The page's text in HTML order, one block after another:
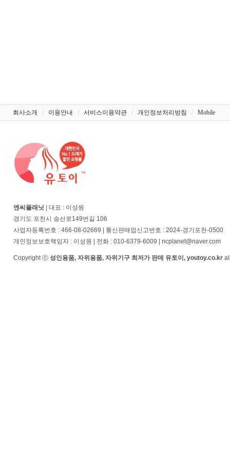
회사소개 / 이용안내 / 서비스이용약관 / 개인정보처리방침 / Mobile
엔씨플래닛 | 대표 : 이성원
경기도 포천시 송선로149번길 106
사업자등록번호 : 466-08-02669 | 통신판매업신고번호 : 2024-경기포천-0500
개인정보보호책임자 : 이성원 | 전화 : 010-6379-6009 | ncplanet@naver.com
Copyright ⓒ 성인용품, 자위용품, 자위기구 최저가 판매 유토이, youtoy.co.kr